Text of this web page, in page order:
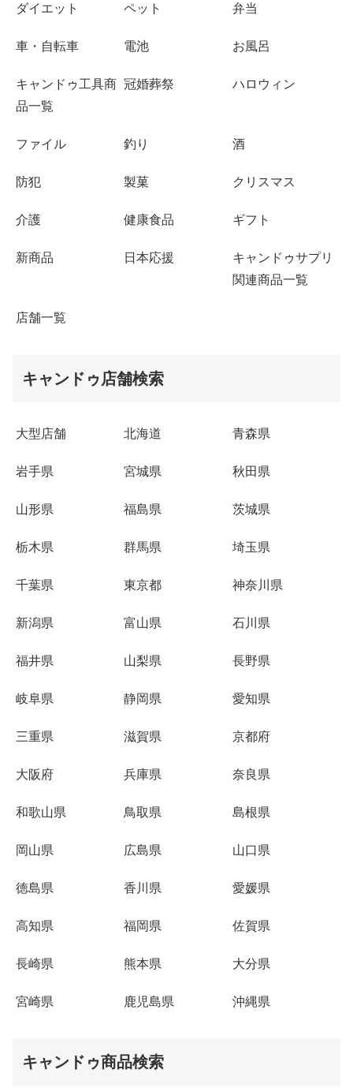
ダイエット ペット 弁当
車・自転車 電池 お風呂
キャンドゥ工具商
品一覧
冠婚葬祭 ハロウィン
ファイル 釣り 酒
防犯 製菓 クリスマス
介護 健康食品 ギフト
新商品 日本応援
キャンドゥサプリ
関連商品一覧
店舗一覧
キャンドゥ店舗検索
大型店舗 北海道 青森県
岩手県 宮城県 秋田県
山形県 福島県 茨城県
栃木県 群馬県 埼玉県
千葉県 東京都 神奈川県
新潟県 富山県 石川県
福井県 山梨県 長野県
岐阜県 静岡県 愛知県
三重県 滋賀県 京都府
大阪府 兵庫県 奈良県
和歌山県 鳥取県 島根県
岡山県 広島県 山口県
徳島県 香川県 愛媛県
高知県 福岡県 佐賀県
長崎県 熊本県 大分県
宮崎県 鹿児島県 沖縄県
キャンドゥ商品検索